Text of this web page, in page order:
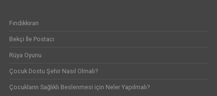
Fındıkkıran
Bekçi İle Postacı
Rüya Oyunu
Çocuk Dostu Şehir Nasıl Olmalı?
Çocukların Sağlıklı Beslenmesi için Neler Yapılmalı?